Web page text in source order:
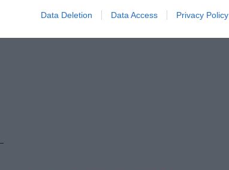
Data Deletion Data Access Privacy Policy